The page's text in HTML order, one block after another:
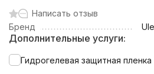
Написать отзыв
Бренд
Дополнительные услуги:
Гидрогелевая защитная пленка